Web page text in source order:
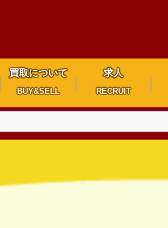
買取について
BUY&SELL
求人
RECRUIT